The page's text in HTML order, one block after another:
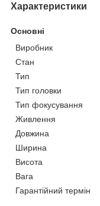
Характеристики
Основні
Виробник
Стан
Тип
Тип головки
Тип фокусування
Живлення
Довжина
Ширина
Висота
Вага
Гарантійний термін